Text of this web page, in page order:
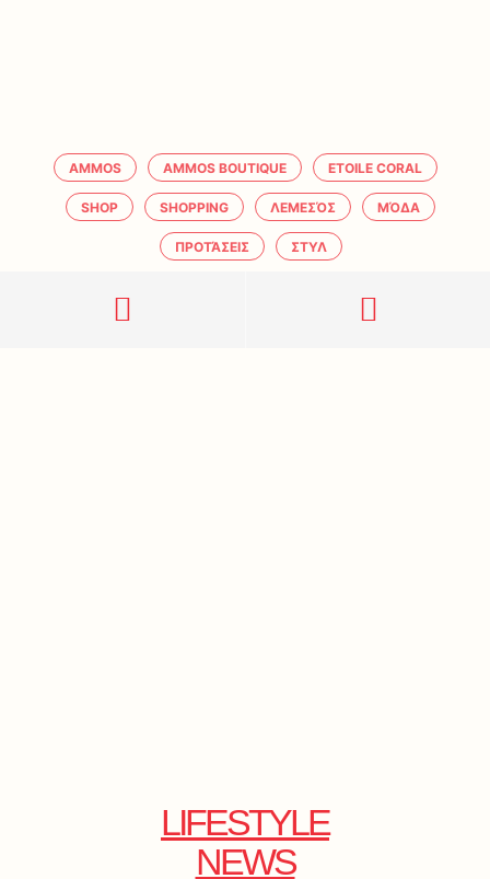
AMMOS AMMOS BOUTIQUE ETOILE CORAL
SHOP SHOPPING ΛΕΜΕΣΌΣ ΜΌΔΑ
ΠΡΟΤΆΣΕΙΣ ΣΤΥΛ
LIFESTYLE
NEWS